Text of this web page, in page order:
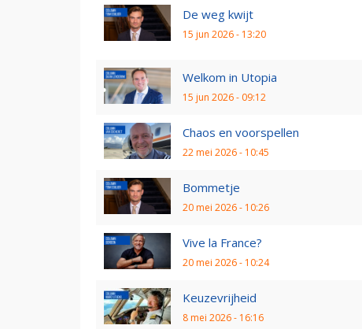
De weg kwijt
15 jun 2026 - 13:20
Welkom in Utopia
15 jun 2026 - 09:12
Chaos en voorspellen
22 mei 2026 - 10:45
Bommetje
20 mei 2026 - 10:26
Vive la France?
20 mei 2026 - 10:24
Keuzevrijheid
8 mei 2026 - 16:16